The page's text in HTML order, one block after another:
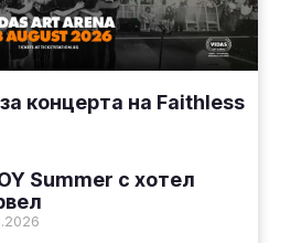
концерта на Faithless
Summer с хотел